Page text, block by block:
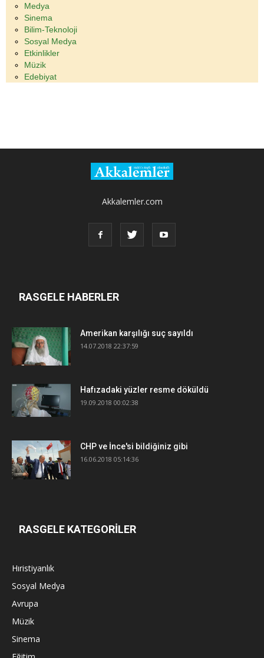
Medya
Sinema
Bilim-Teknoloji
Sosyal Medya
Etkinlikler
Müzik
Edebiyat
Akkalemler.com
RASGELE HABERLER
Amerikan karşılığı suç sayıldı
14.07.2018 22:37:59
Hafızadaki yüzler resme döküldü
19.09.2018 00:02:38
CHP ve İnce'si bildiğiniz gibi
16.06.2018 05:14:36
RASGELE KATEGORİLER
Hıristiyanlık
Sosyal Medya
Avrupa
Müzik
Sinema